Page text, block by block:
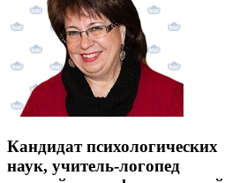
Кандидат психологических
наук, учитель-логопед